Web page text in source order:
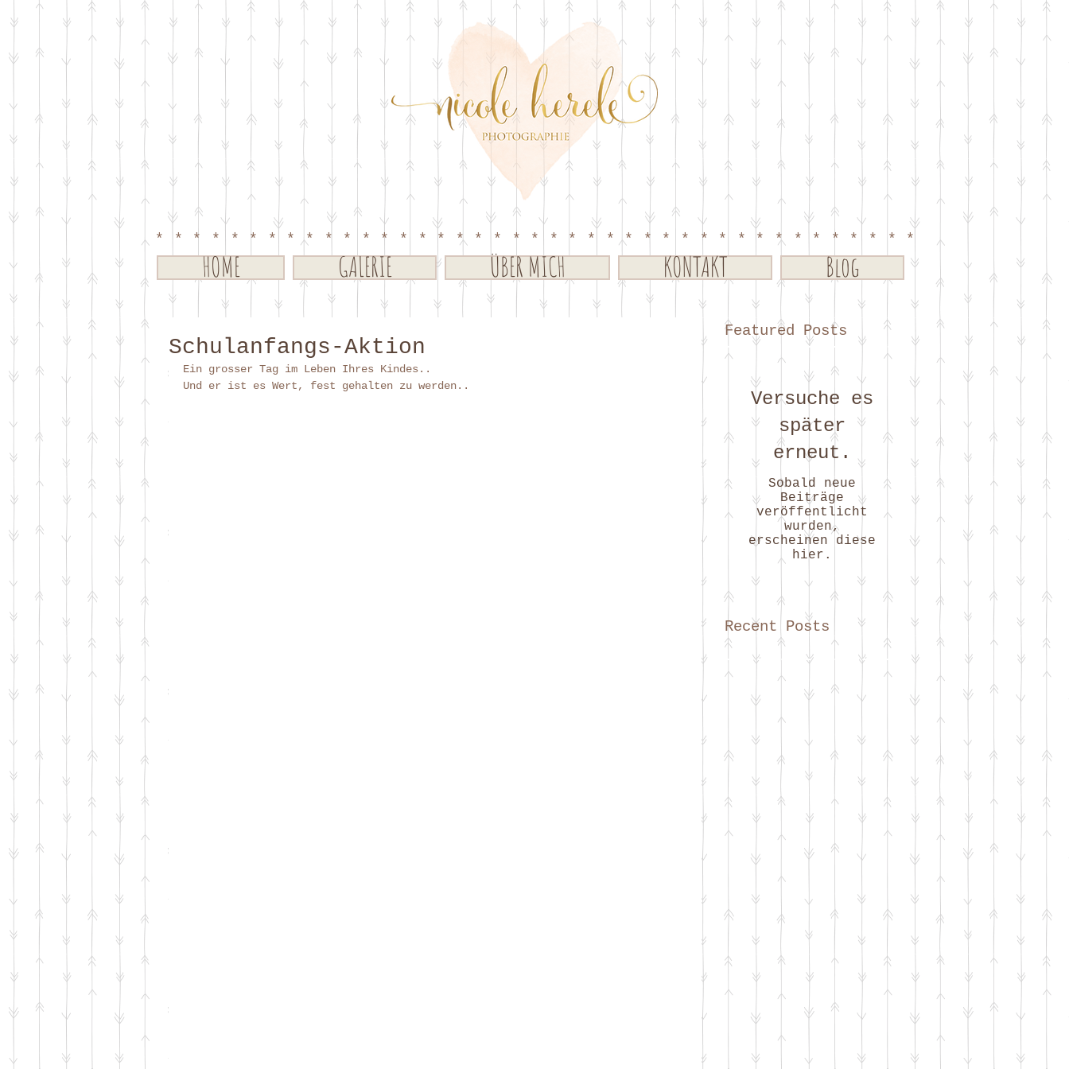
*****************************************
HOME GALERIE ÜBER MICH KONTAKT Blog
Schulanfangs-Aktion
Ein grosser Tag im Leben Ihres Kindes..
Und er ist es Wert, fest gehalten zu werden..
Featured Posts
Versuche es
später
erneut.
Sobald neue
Beiträge
veröffentlicht
wurden,
erscheinen diese
hier.
Recent Posts